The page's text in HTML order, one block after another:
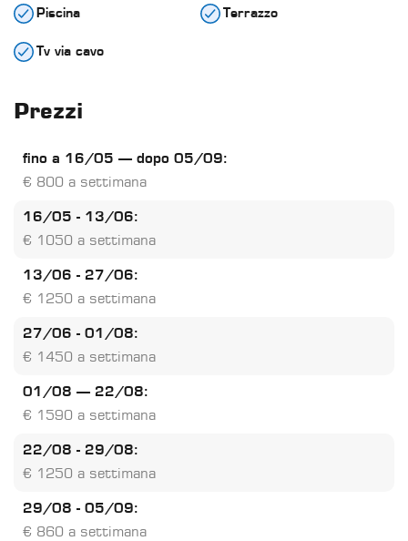
Piscina Terrazzo
Tv via cavo
Prezzi
fino a 16/05 – dopo 05/09:
€ 800 a settimana
16/05 - 13/06:
€ 1050 a settimana
13/06 - 27/06:
€ 1250 a settimana
27/06 - 01/08:
€ 1450 a settimana
01/08 – 22/08:
€ 1590 a settimana
22/08 - 29/08:
€ 1250 a settimana
29/08 - 05/09:
€ 860 a settimana